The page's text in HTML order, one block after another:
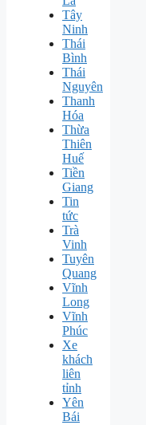
Tây
Ninh
Thái
Bình
Thái
Nguyên
Thanh
Hóa
Thừa
Thiên
Huế
Tiền
Giang
Tin
tức
Trà
Vinh
Tuyên
Quang
Vĩnh
Long
Vĩnh
Phúc
Xe
khách
liên
tỉnh
Yên
Bái